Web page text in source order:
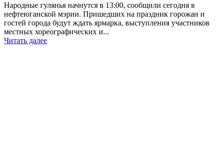
Народные гулянья начнутся в 13:00, сообщили сегодня в
нефтеюганской мэрии. Пришедших на праздник горожан и
гостей города будут ждать ярмарка, выступления участников
местных хореографических и...
Читать далее